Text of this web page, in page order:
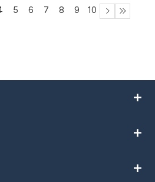
5 6 7 8 9 10
add
add
add